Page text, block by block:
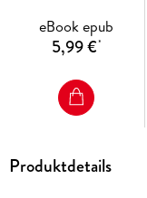
. . . Nominiert für
"Beste Serie"!
. . . Silber- und
eBook epub
5,99 €*
Produktdetails